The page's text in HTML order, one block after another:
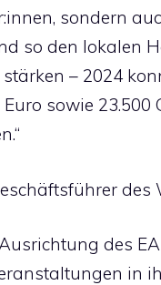
sondern
so den lokalen
– 2024
sowie
des
in